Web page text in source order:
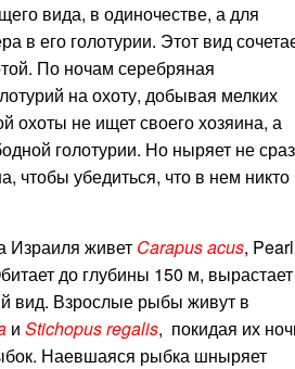
вида, в одиночестве, а для
в его голотурии. Этот вид
По ночам серебряная
на охоту, добывая мелких
охоты не ищет своего хозяина, а
голотурии. Но ныряет не
чтобы убедиться, что в нем никто
Израиля живет Carapus acus, Pearl
до глубины 150 м, вырастает
вид. Взрослые рыбы живут в
и Stichopus regalis, покидая их
Наевшаяся рыбка шныряет